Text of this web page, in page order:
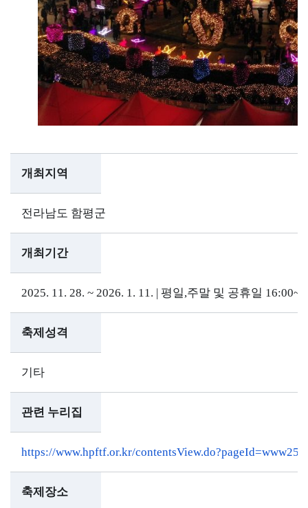
개최지역
전라남도 함평군
개최기간
2025. 11. 28. ~ 2026. 1. 11. | 평일,주말 및 공휴일
축제성격
기타
관련 누리집
https://www.hpftf.or.kr/contentsView.do?pageId=www259
축제장소